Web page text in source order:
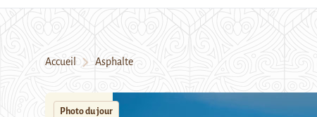
Accueil Asphalte
Photo du jour